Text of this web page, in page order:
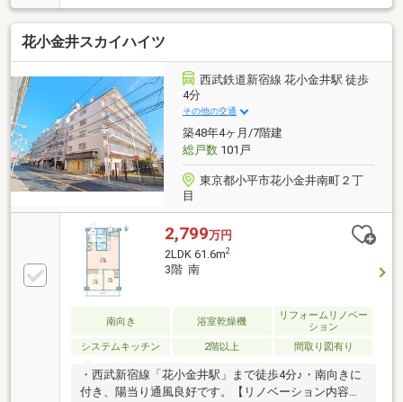
れた二重床構造・1階住戸につき階下への配慮不要・
LD隣接の和室はキッズスペース等に活用可能・主寝室
は約7.0帖、WIC・バルコニー付・ペット飼育可能(細則
有)▼設備・浴室乾燥機・24時間換気システム▼周辺環
境・小平市立小平第五小学校 徒歩4分(約270m)・西友
花小金井店 徒歩2分(約130m)■ ご希望の住まい探しを
お手伝いします ━━━━━・・・物件の詳細・ご相談
はお気軽にお問い合わせください。
花小金井スカイハイツ
西武鉄道新宿線 花小金井駅 徒歩
4分
その他の交通
築48年4ヶ月/7階建
総戸数101戸
東京都小平市花小金井南町２丁
目
2,799万円
2LDK 61.6m2
3階 南
南向き 浴室乾燥機
リフォームリノベー
ション
システムキッチン
2階以上 間取り図有り
・西武新宿線「花小金井駅」まで徒歩4分♪・南向きに
付き、陽当り通風良好です。【リノベーション内容